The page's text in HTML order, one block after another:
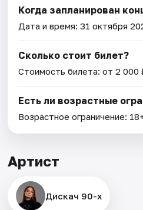
Когда запланирован
Дата и время:31 октября
Сколько стоит билет?
Стоимость билета: от 2 000
Есть ли возрастные
Возрастное ограничение:
Артист
Дискач 90-х